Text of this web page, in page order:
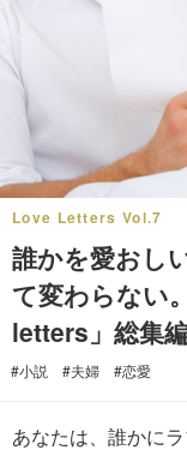
Love Letters Vol.7
誰かを愛おし
て変わらない
letters」総集
#小説 #夫婦 #恋愛
あなたは、誰かに